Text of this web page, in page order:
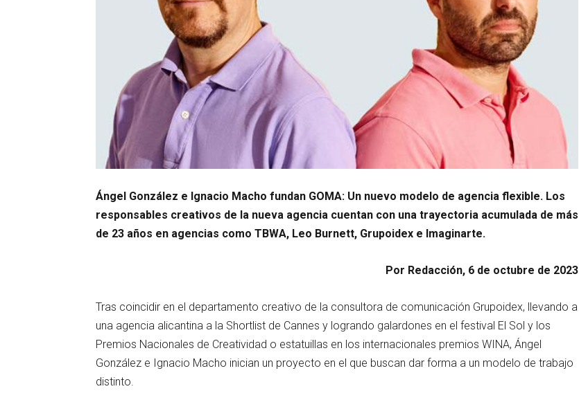
Ángel González e Ignacio Macho fundan GOMA: Un nuevo modelo de agencia flexible. Los
responsables creativos de la nueva agencia cuentan con una trayectoria acumulada de más
de 23 años en agencias como TBWA, Leo Burnett, Grupoidex e Imaginarte.
Por Redacción, 6 de octubre de 2023
Tras coincidir en el departamento creativo de la consultora de comunicación Grupoidex, llevando a
una agencia alicantina a la Shortlist de Cannes y logrando galardones en el festival El Sol y los
Premios Nacionales de Creatividad o estatuillas en los internacionales premios WINA, Ángel
González e Ignacio Macho inician un proyecto en el que buscan dar forma a un modelo de trabajo
distinto.